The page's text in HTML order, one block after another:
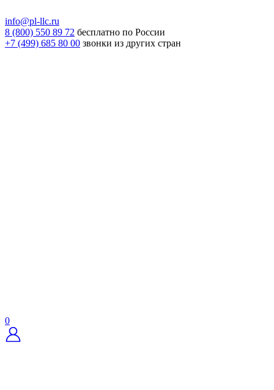
info@pl-llc.ru
8 (800) 550 89 72 бесплатно по России
+7 (499) 685 80 00 звонки из других стран
0